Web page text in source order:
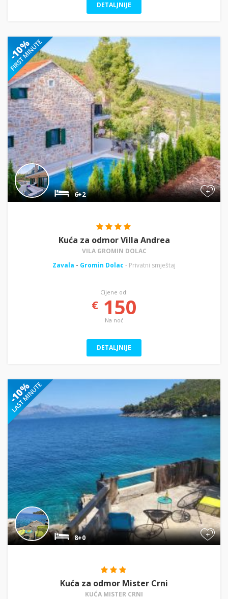
DETALJNIJE
+
6+2
Kuća za odmor Villa Andrea
VILA GROMIN DOLAC
Zavala - Gromin Dolac - Privatni smještaj
Cijene od:
€150
Na noć
DETALJNIJE
+
8+0
Kuća za odmor Mister Crni
KUĆA MISTER CRNI